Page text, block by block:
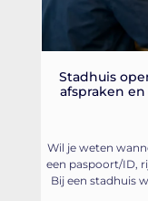
Stadhuis
afspraken
Wil je weten
een paspoort/ID,
Bij een stadhuis